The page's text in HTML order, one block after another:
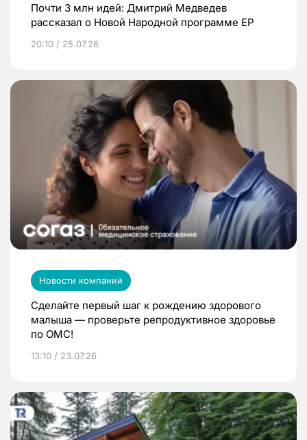
Почти 3 млн идей: Дмитрий Медведев
рассказал о Новой Народной программе ЕР
20:10 / 25.07.26
Новости компаний
Сделайте первый шаг к рождению здорового
малыша — проверьте репродуктивное здоровье
по ОМС!
13:10 / 23.07.26